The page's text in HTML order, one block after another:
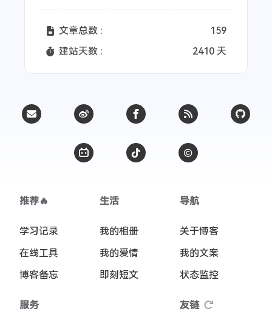
文章总数 :
159
建站天数 :
2410 天
推荐🔥
学习记录
在线工具
博客备忘
生活
我的相册
我的爱情
即刻短文
导航
关于博客
我的文案
状态监控
服务 友链